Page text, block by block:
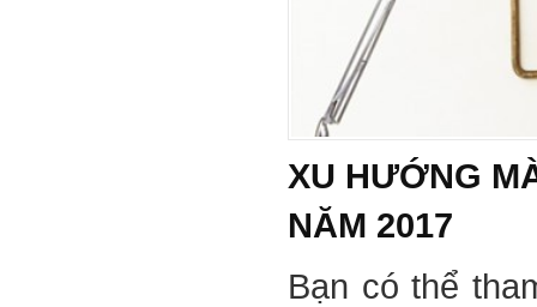
XU HƯỚNG
NĂM 2017
Bạn có thể